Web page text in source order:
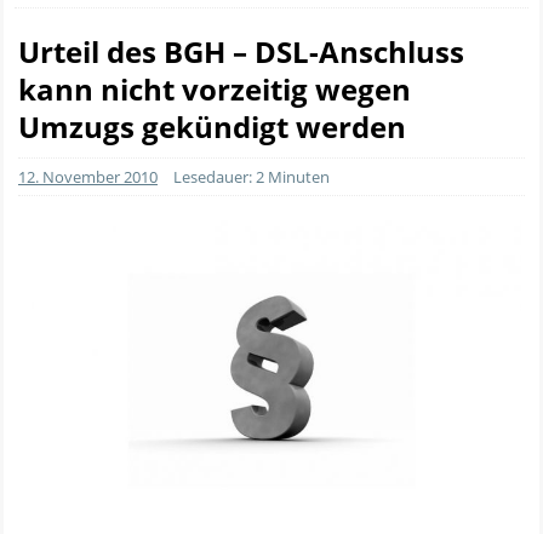
Urteil des BGH – DSL-Anschluss
kann nicht vorzeitig wegen
Umzugs gekündigt werden
12. November 2010 Lesedauer: 2 Minuten